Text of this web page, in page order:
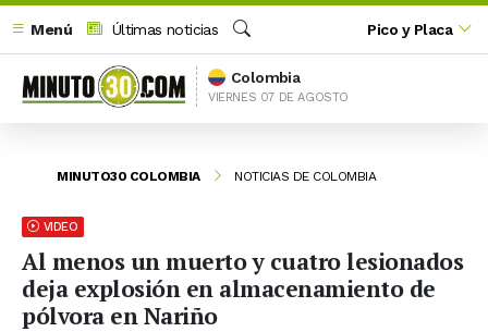
Menú
Últimas noticias
Buscar
Pico y Placa
Colombia
VIERNES 07 DE AGOSTO
MINUTO30 COLOMBIA NOTICIAS DE COLOMBIA
VIDEO
Al menos un muerto y cuatro lesionados
deja explosión en almacenamiento de
pólvora en Nariño